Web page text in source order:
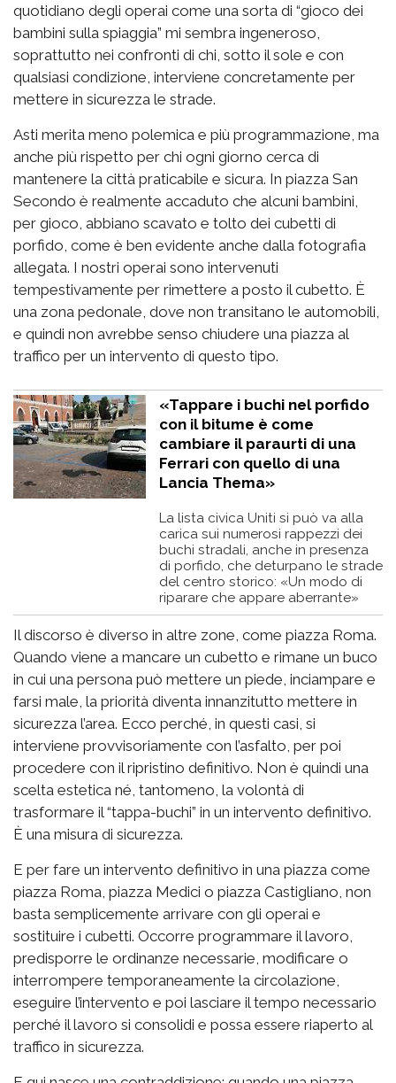
quotidiano degli operai come una sorta di “gioco dei
bambini sulla spiaggia” mi sembra ingeneroso,
soprattutto nei confronti di chi, sotto il sole e con
qualsiasi condizione, interviene concretamente per
mettere in sicurezza le strade.
Asti merita meno polemica e più programmazione, ma
anche più rispetto per chi ogni giorno cerca di
mantenere la città praticabile e sicura. In piazza San
Secondo è realmente accaduto che alcuni bambini,
per gioco, abbiano scavato e tolto dei cubetti di
porfido, come è ben evidente anche dalla fotografia
allegata. I nostri operai sono intervenuti
tempestivamente per rimettere a posto il cubetto. È
una zona pedonale, dove non transitano le automobili,
e quindi non avrebbe senso chiudere una piazza al
traffico per un intervento di questo tipo.
«Tappare i buchi nel porfido
con il bitume è come
cambiare il paraurti di una
Ferrari con quello di una
Lancia Thema»
La lista civica Uniti si può va alla
carica sui numerosi rappezzi dei
buchi stradali, anche in presenza
di porfido, che deturpano le strade
del centro storico: «Un modo di
riparare che appare aberrante»
Il discorso è diverso in altre zone, come piazza Roma.
Quando viene a mancare un cubetto e rimane un buco
in cui una persona può mettere un piede, inciampare e
farsi male, la priorità diventa innanzitutto mettere in
sicurezza l’area. Ecco perché, in questi casi, si
interviene provvisoriamente con l’asfalto, per poi
procedere con il ripristino definitivo. Non è quindi una
scelta estetica né, tantomeno, la volontà di
trasformare il “tappa-buchi” in un intervento definitivo.
È una misura di sicurezza.
E per fare un intervento definitivo in una piazza come
piazza Roma, piazza Medici o piazza Castigliano, non
basta semplicemente arrivare con gli operai e
sostituire i cubetti. Occorre programmare il lavoro,
predisporre le ordinanze necessarie, modificare o
interrompere temporaneamente la circolazione,
eseguire l’intervento e poi lasciare il tempo necessario
perché il lavoro si consolidi e possa essere riaperto al
traffico in sicurezza.